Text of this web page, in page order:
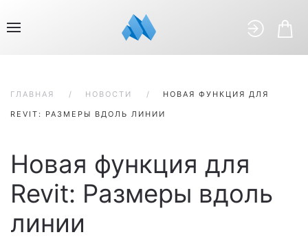
ГЛАВНАЯ НОВОСТИ НОВАЯ ФУНКЦИЯ ДЛЯ
REVIT: РАЗМЕРЫ ВДОЛЬ ЛИНИИ
Новая функция для
Revit: Размеры вдоль
линии